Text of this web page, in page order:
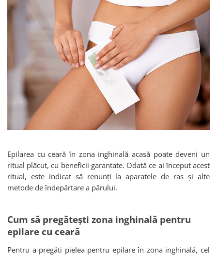
Epilarea cu ceară în zona inghinală acasă poate deveni un
ritual plăcut, cu beneficii garantate. Odată ce ai început acest
ritual, este indicat să renunți la aparatele de ras și alte
metode de îndepărtare a părului.
Cum să pregătești zona inghinală pentru
epilare cu ceară
Pentru a pregăti pielea pentru epilare în zona inghinală, cel